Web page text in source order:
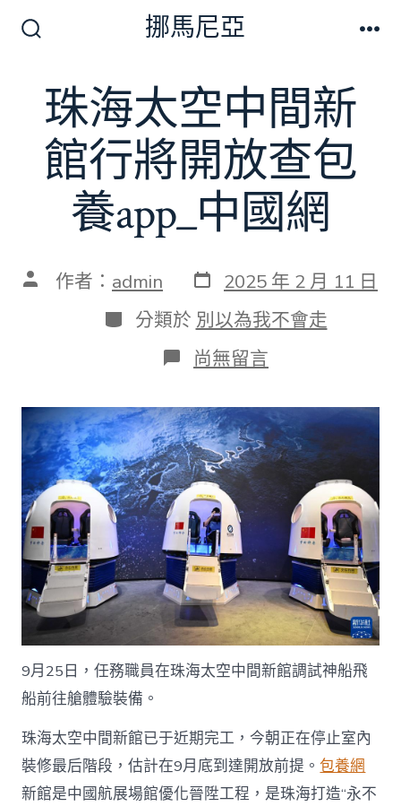
切
換
開
關
挪馬尼亞
珠海太空中間新
館行將開放查包
養app_中國網
文 作者： admin 發
表
日
期
2025 年 2 月 11 日
分
類
分類於 別以為我不會走
在
〈珠
太
空
中
間
新
館
行
將
開
放
查
包
養
app_
中
國
尚無留言
9月25日，任務職員在珠海太空中間新館調試神船飛
船前往艙體驗裝備。
珠海太空中間新館已于近期完工，今朝正在停止室內
裝修最后階段，估計在9月底到達開放前提。包養網
新館是中國航展場館優化晉陞工程，是珠海打造“永不